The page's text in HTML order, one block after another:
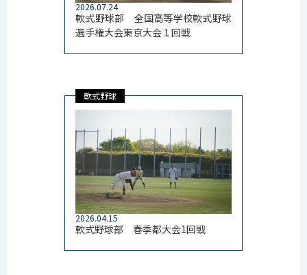
2026.07.24
軟式野球部 全国高等学校軟式野球
選手権大会東京大会１回戦
軟式野球
2026.04.15
軟式野球部 春季都大会1回戦